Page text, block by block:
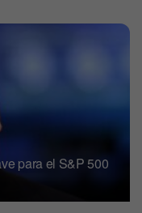
para el S&P 500